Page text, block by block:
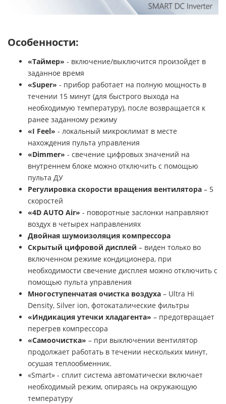
Особенности:
«Таймер» - включение/выключится произойдет в
заданное время
«Super» - прибор работает на полную мощность в
течении 15 минут (для быстрого выхода на
необходимую температуру), после возвращается к
ранее заданному режиму
«I Feel» - локальный микроклимат в месте
нахождения пульта управления
«Dimmer» - свечение цифровых значений на
внутреннем блоке можно отключить с помощью
пульта ДУ
Регулировка скорости вращения вентилятора – 5
скоростей
«4D AUTO Air» - поворотные заслонки направляют
воздух в четырех направлениях
Двойная шумоизоляция компрессора
Скрытый цифровой дисплей – виден только во
включенном режиме кондиционера, при
необходимости свечение дисплея можно отключить с
помощью пульта управления
Многоступенчатая очистка воздуха – Ultra Hi
Density, Silver ion, фотокаталические фильтры
«Индикация утечки хладагента» – предотвращает
перегрев компрессора
«Самоочистка» – при выключении вентилятор
продолжает работать в течении нескольких минут,
осушая теплообменник.
«Smart» - сплит система автоматически включает
необходимый режим, опираясь на окружающую
температуру